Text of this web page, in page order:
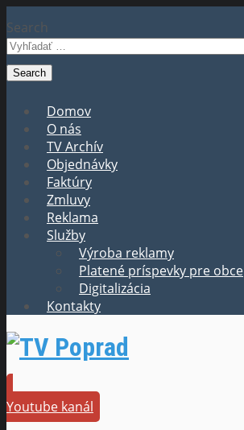
Search
Domov
O nás
TV Archív
Objednávky
Faktúry
Zmluvy
Reklama
Služby
Výroba reklamy
Platené príspevky pre obce
Digitalizácia
Kontakty
Youtube kanál